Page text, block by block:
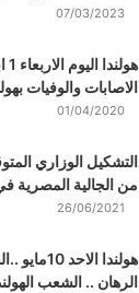
07/03/2023
الاصابات والوفيات
01/04/2020
التشكيل الوزاري
من الجالية المصرية
26/06/2021
هولندا
الرهان .. الشعب